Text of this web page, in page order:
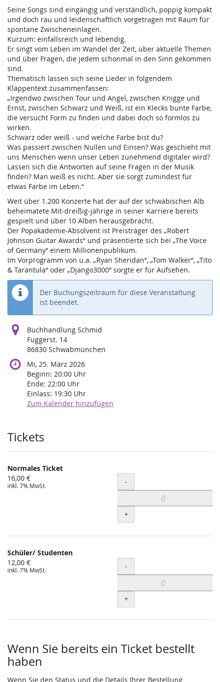
Seine Songs sind eingängig und verständlich, poppig kompakt
und doch rau und leidenschaftlich vorgetragen mit Raum für
spontane Zwischeneinlagen.
Kurzum: einfallsreich und lebendig.
Er singt vom Leben im Wandel der Zeit, über aktuelle Themen
und über Fragen, die jedem schonmal in den Sinn gekommen
sind.
Thematisch lassen sich seine Lieder in folgendem
Klappentext zusammenfassen:
„Irgendwo zwischen Tour und Angel, zwischen Knigge und
Ernst, zwischen Schwarz und Weiß, ist ein Klecks bunte Farbe,
die versucht Form zu finden und dabei doch so formlos zu
wirken.
Schwarz oder weiß - und welche Farbe bist du?
Was passiert zwischen Nullen und Einsen? Was geschieht mit
uns Menschen wenn unser Leben zunehmend digitaler wird?
Lassen sich die Antworten auf seine Fragen in der Musik
finden? Man weiß es nicht. Aber sie sorgt zumindest für
etwas Farbe im Leben.“
Weit über 1.200 Konzerte hat der auf der schwäbischen Alb
beheimatete Mit-dreißig-jährige in seiner Karriere bereits
gespielt und über 10 Alben herausgebracht.
Der Popakademie-Absolvent ist Preisträger des „Robert
Johnson Guitar Awards“ und präsentierte sich bei „The Voice
of Germany“ einem Millionenpublikum.
Im Vorprogramm von u.a. „Ryan Sheridan“, „Tom Walker“, „Tito
& Tarantula“ oder „Django3000“ sorgte er für Aufsehen.
Der Buchungszeitraum für diese Veranstaltung
ist beendet.
Buchhandlung Schmid
Fuggerst. 14
86830 Schwabmünchen
Mi, 25. März 2026
Beginn: 20:00 Uhr
Ende: 22:00 Uhr
Einlass: 19:30 Uhr
Zum Kalender hinzufügen
Produkte
Tickets
Normales Ticket
16,00 €
inkl. 7% MwSt. Menge
-
+
Schüler/ Studenten
12,00 €
inkl. 7% MwSt. Menge
-
+
Wenn Sie bereits ein Ticket bestellt
haben
Wenn Sie den Status und die Details Ihrer Bestellung